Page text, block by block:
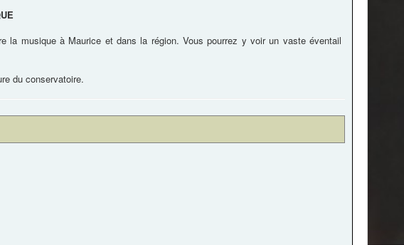
la musique à Maurice et dans la région. Vous pourrez y voir un vaste éventail
du conservatoire.